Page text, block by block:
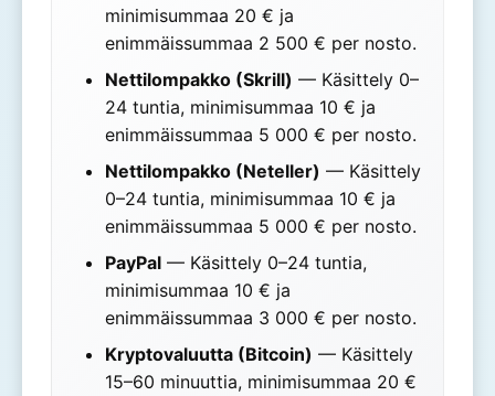
minimisummaa 20 € ja
enimmäissummaa 2 500 € per nosto.
Nettilompakko (Skrill) — Käsittely 0–
24 tuntia, minimisummaa 10 € ja
enimmäissummaa 5 000 € per nosto.
Nettilompakko (Neteller) — Käsittely
0–24 tuntia, minimisummaa 10 € ja
enimmäissummaa 5 000 € per nosto.
PayPal — Käsittely 0–24 tuntia,
minimisummaa 10 € ja
enimmäissummaa 3 000 € per nosto.
Kryptovaluutta (Bitcoin) — Käsittely
15–60 minuuttia, minimisummaa 20 €